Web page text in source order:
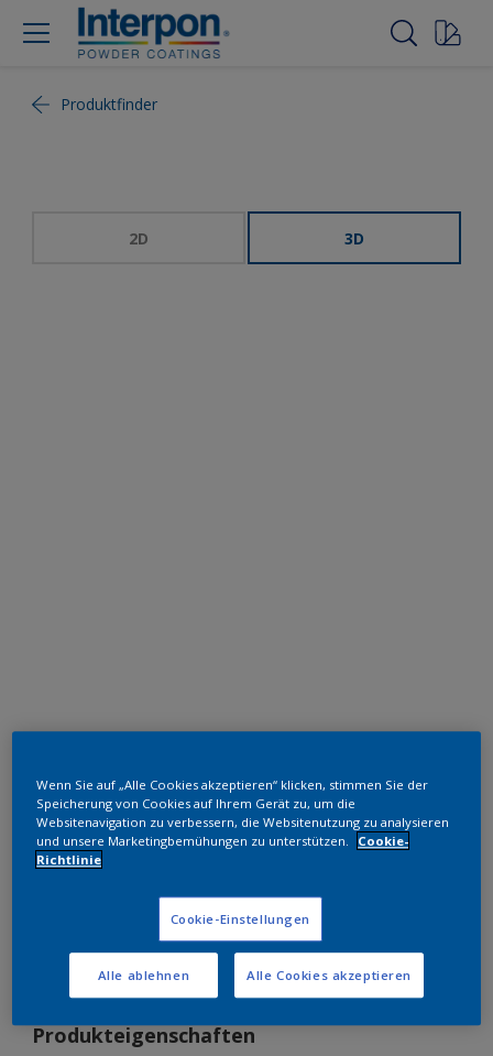
Produktfinder
2D 3D
RAL 5004
SJ704JR
Produkteigenschaften
Wenn Sie auf „Alle Cookies akzeptieren“ klicken, stimmen Sie der
Speicherung von Cookies auf Ihrem Gerät zu, um die
Websitenavigation zu verbessern, die Websitenutzung zu analysieren
und unsere Marketingbemühungen zu unterstützen.
Cookie-
Richtlinie
Cookie-Einstellungen
Alle ablehnen Alle Cookies akzeptieren